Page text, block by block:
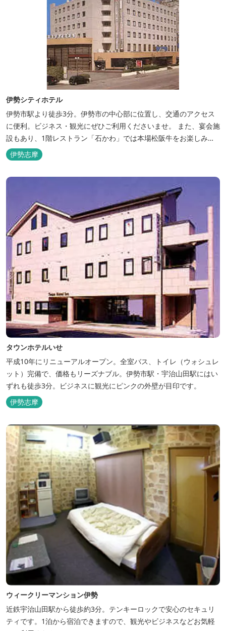
伊勢シティホテル
伊勢市駅より徒歩3分。伊勢市の中心部に位置し、交通のアクセス
に便利。ビジネス・観光にぜひご利用くださいませ。 また、宴会施
設もあり、1階レストラン「石かわ」では本場松阪牛をお楽しみい
ただけます。
伊勢志摩
タウンホテルいせ
平成10年にリニューアルオープン。全室バス、トイレ（ウォシュレ
ット）完備で、価格もリーズナブル。伊勢市駅・宇治山田駅にはい
ずれも徒歩3分。ビジネスに観光にピンクの外壁が目印です。
伊勢志摩
ウィークリーマンション伊勢
近鉄宇治山田駅から徒歩約3分。テンキーロックで安心のセキュリ
ティです。1泊から宿泊できますので、観光やビジネスなどお気軽